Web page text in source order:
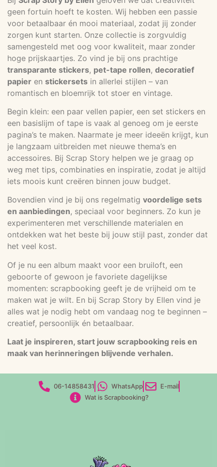
geen fortuin hoeft te kosten. Wij hebben een passie
voor betaalbaar én mooi materiaal, zodat jij zonder
zorgen kunt starten. Onze collectie is zorgvuldig
samengesteld met oog voor kwaliteit, maar zonder
hoge prijskaartjes. Zo vind je bij ons prachtige
transparante stickers, pet-tape rollen, decoratief
papier en stickersets in allerlei stijlen – van
romantisch en bloemrijk tot stoer en vintage.
Begin klein: een paar vellen papier, een set stickers en
een basislijm of tape is vaak al genoeg om je eerste
pagina’s te maken. Naarmate je meer ideeën krijgt, kun
je langzaam uitbreiden met nieuwe thema’s en
accessoires. Bij Scrap Story helpen we je graag op
weg met tips, combinaties en inspiratie, zodat je altijd
iets moois kunt creëren binnen jouw budget.
Bovendien vind je bij ons regelmatig voordelige sets
en aanbiedingen, speciaal voor beginners. Zo kun je
experimenteren met verschillende materialen en
ontdekken wat het beste bij jouw stijl past, zonder dat
het veel kost.
Of je nu een album maakt voor een bruiloft, een
geboorte of gewoon je favoriete dagelijkse
momenten: scrapbooking geeft je de vrijheid om te
maken wat je wilt. En bij Scrap Story by Ellen vind je
alles wat je nodig hebt om vandaag nog te beginnen –
creatief, persoonlijk én betaalbaar.
Laat je inspireren, start jouw scrapbooking reis en
maak van herinneringen blijvende verhalen.
06-14858431 WhatsApp
E-mail
Wat is Scrapbooking?